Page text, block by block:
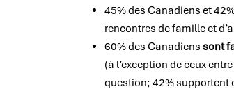
45% des Canadiens et
rencontres de famille et
60% des Canadienssont
(à l’exception de ceux
question; 42% supportent